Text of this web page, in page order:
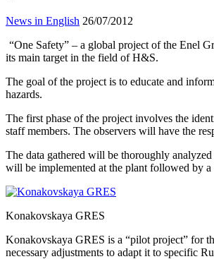
News in English 26/07/2012
“One Safety” – a global project of the Enel
its main target in the field of H&S.
The goal of the project is to educate and
hazards.
The first phase of the project involves the
staff members. The observers will have the
The data gathered will be thoroughly
will be implemented at the plant followed by
Konakovskaya GRES
Konakovskaya GRES is a “pilot project” for
necessary adjustments to adapt it to specific